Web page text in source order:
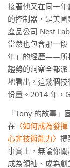
接著他又在同一
的控制器，是美
產品公司 Nest
當然也包含那一
年」的經歷——所
趨勢的洞察全都
地看出，這幾個
份量。2014 年，
「Tony 的故事
在 〈如何成為發
心非技術能力〉 提
事實上，無論你
成為領袖、成為